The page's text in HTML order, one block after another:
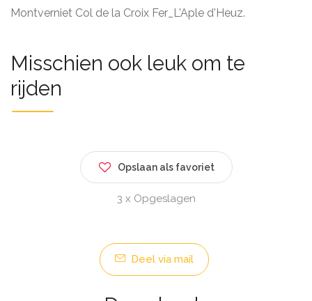
Montverniet Col de la Croix Fer_L'Aple d'Heuz.
Misschien ook leuk om te
rijden
Opslaan als favoriet
3 x Opgeslagen
Deel via mail